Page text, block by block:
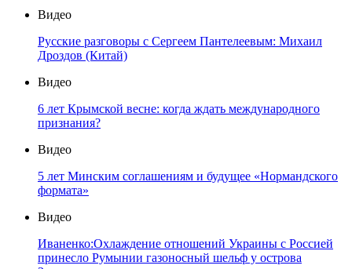
Видео
Русские разговоры с Сергеем Пантелеевым: Михаил
Дроздов (Китай)
Видео
6 лет Крымской весне: когда ждать международного
признания?
Видео
5 лет Минским соглашениям и будущее «Нормандского
формата»
Видео
Иваненко:Охлаждение отношений Украины с Россией
принесло Румынии газоносный шельф у острова